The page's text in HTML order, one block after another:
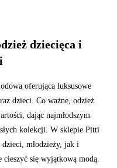
dziecięca i
oferująca luksusowe
dzieci. Co ważne, odzież
dając najmłodszym
kolekcji. W sklepie Pitti
młodzieży, jak i
cieszyć się wyjątkową modą.